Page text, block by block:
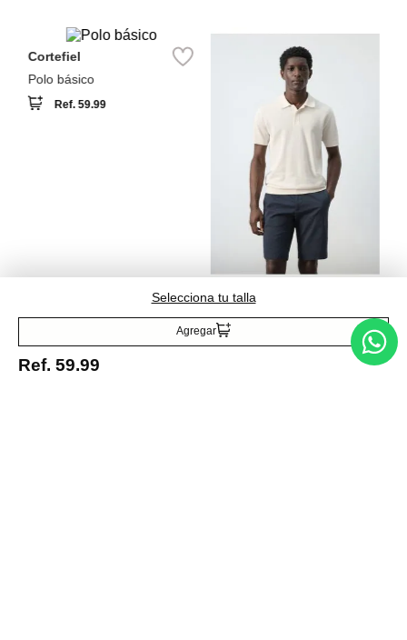
Selecciona tu talla
Agregar
Ref. 59.99
Cortefiel
Polo básico
Ref.59.99
MNG
Polo punto fino
microestructura
Ref.74.99